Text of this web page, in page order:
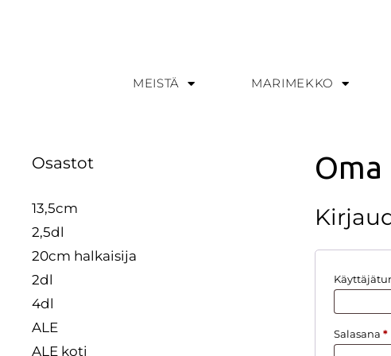
MEISTÄ MARIMEKKO
Salasana *
Osastot
13,5cm
2,5dl
20cm halkaisija
2dl
4dl
ALE
ALE koti